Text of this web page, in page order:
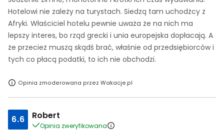
Hotelowi nie zależy na turystach. Siedzą tam uchodżcy z
Afryki. Właściciel hotelu pewnie uważa że na nich ma
lepszy interes, bo rząd grecki i unia europejska dopłacają. A
że przecież muszą skądś brać, właśnie od przedsiębiorców i
tych co płacą podatki, to ich nie obchodzi.
Opinia zmoderowana przez Wakacje.pl
6.6 Robert
Opinia zweryfikowana